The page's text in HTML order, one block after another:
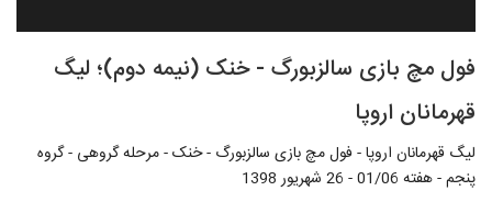
فول مچ بازی سالزبورگ - خنک (نیمه دوم)؛ لیگ
قهرمانان اروپا
لیگ قهرمانان اروپا - فول مچ بازی سالزبورگ - خنک - مرحله گروهی - گروه
پنجم - هفته 01/06 - 26 شهریور 1398